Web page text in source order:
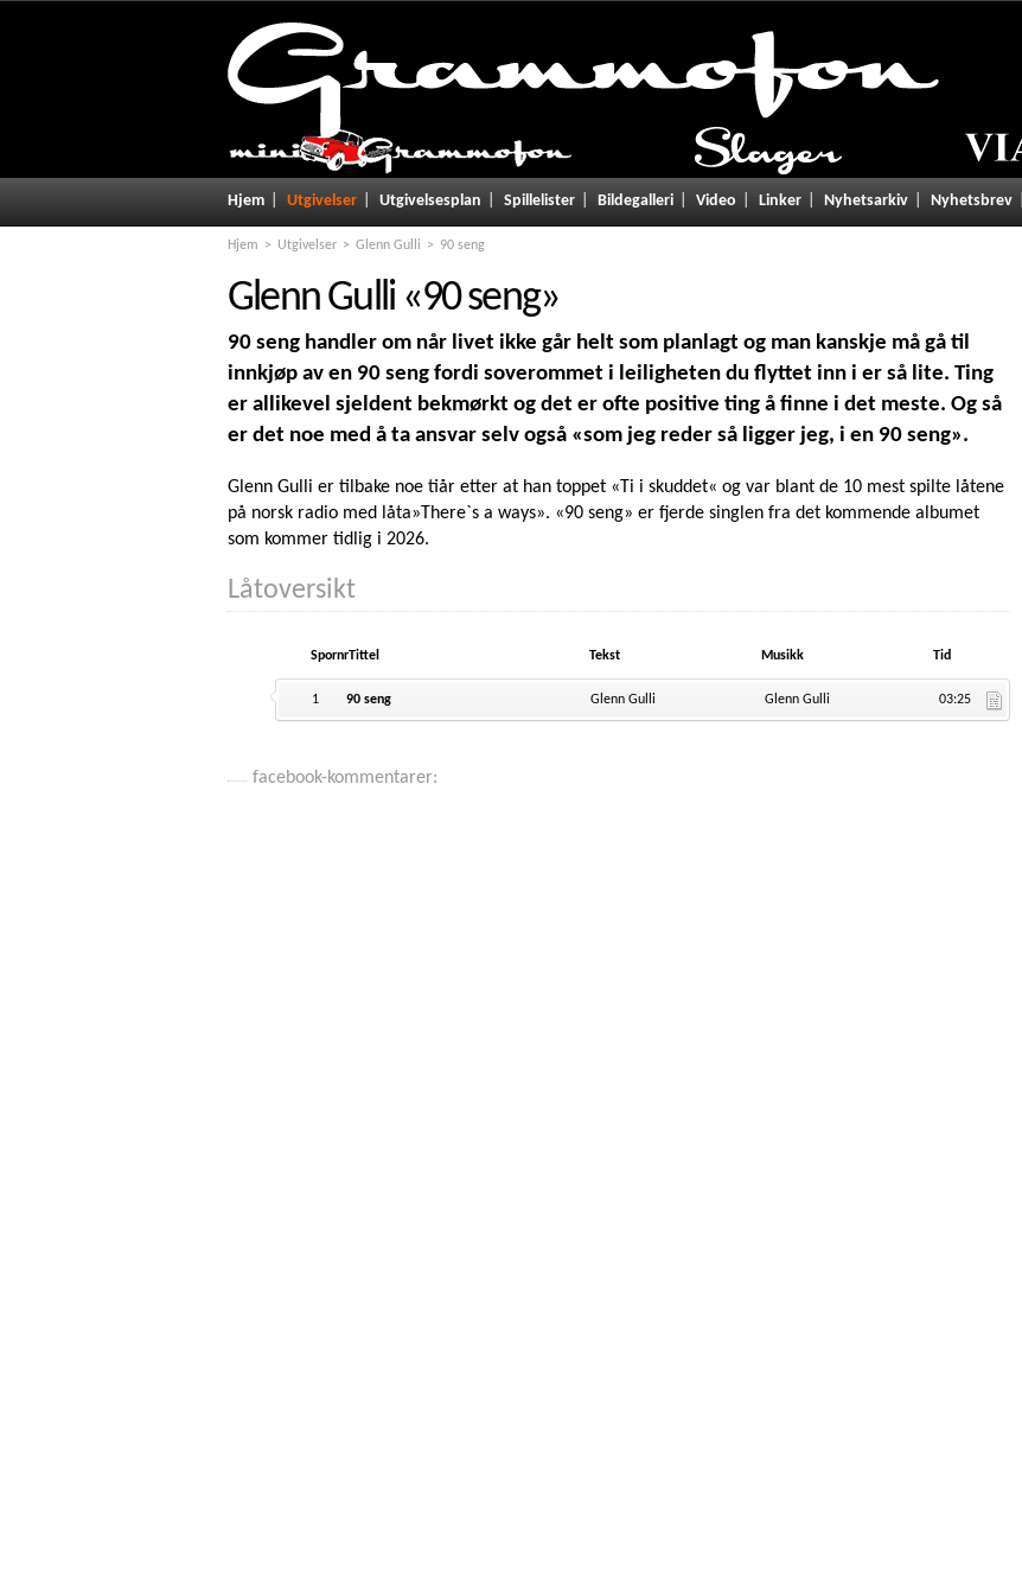
Hjem Utgivelser Utgivelsesplan Spillelister Bildegalleri Video Linker Nyhetsarkiv Nyhetsbrev
Hjem Utgivelser Glenn Gulli 90 seng
Glenn Gulli «90 seng»
90 seng handler om når livet ikke går helt som planlagt og man kanskje må gå til
innkjøp av en 90 seng fordi soverommet i leiligheten du flyttet inn i er så lite. Ting
er allikevel sjeldent bekmørkt og det er ofte positive ting å finne i det meste. Og så
er det noe med å ta ansvar selv også «som jeg reder så ligger jeg, i en 90 seng».
Glenn Gulli er tilbake noe tiår etter at han toppet «Ti i skuddet« og var blant de 10 mest spilte låtene
på norsk radio med låta»There`s a ways». «90 seng» er fjerde singlen fra det kommende albumet
som kommer tidlig i 2026.
Låtoversikt
SpornrTittel Tekst Musikk Tid
1 90 seng Glenn Gulli Glenn Gulli 03:25